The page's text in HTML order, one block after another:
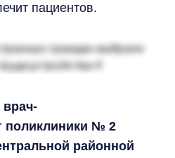
пациентов.
поликлиники № 2
районной